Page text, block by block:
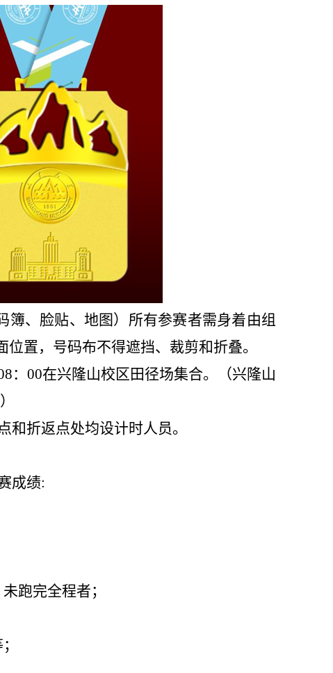
、脸贴、地图）所有参赛者需身着由组
置，号码布不得遮挡、裁剪和折叠。
：00在兴隆山校区田径场集合。（兴隆山
和折返点处均设计时人员。
成绩:
跑完全程者；